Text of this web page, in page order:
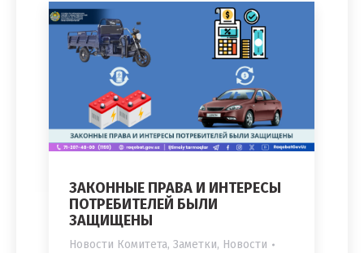
ЗАКОННЫЕ ПРАВА И ИНТЕРЕСЫ
ПОТРЕБИТЕЛЕЙ БЫЛИ
ЗАЩИЩЕНЫ
Новости Комитета, Заметки, Новости